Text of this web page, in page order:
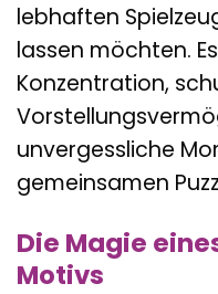
lebhaften
lassen möchten.
Konzentration,
unvergessliche
gemeinsamen
Die Magie
Motivs